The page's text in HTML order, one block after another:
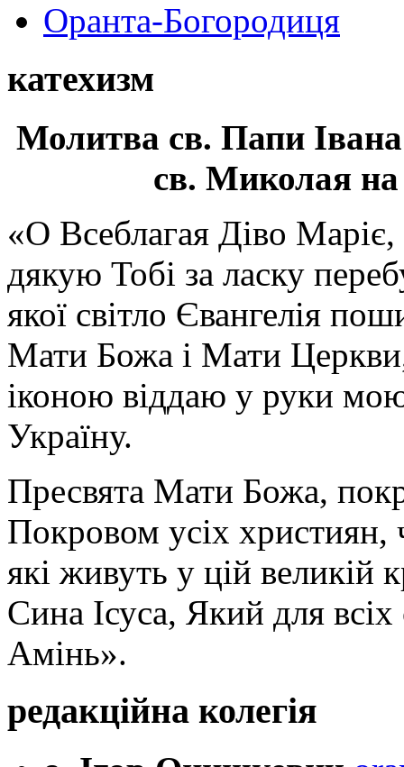
Оранта-Богородиця
катехизм
Молитва св. Папи
св. Миколая на
«О Всеблагая Діво
дякую Тобі за ласку
якої світло Євангелія
Мати Божа і Мати
іконою віддаю у руки
Україну.
Пресвята Мати Божа,
Покровом усіх християн,
які живуть у цій великій
Сина Ісуса, Який для
Амінь».
редакційна колегія